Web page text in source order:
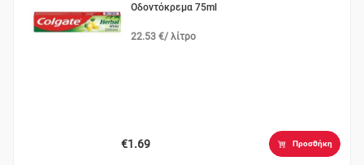
Οδοντόκρεμα 75ml
22.53 €/ λίτρο
€1.69 Προσθήκη